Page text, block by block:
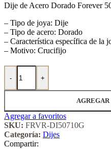
Dije de Acero Dorado Forever
– Tipo de joya: Dije
– Tipo de acero: Dorado
– Característica específica de la
– Motivo: Crucifijo
-
Dije de Acero Dorado Forever
+
Agregar a favoritos
SKU: FRVR-DI50710G
Categoría: Dijes
Compartir: